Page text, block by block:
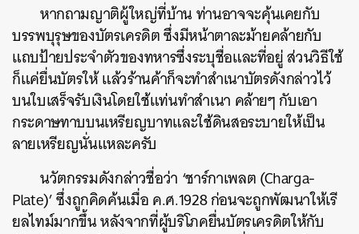
หากถามญาติผู้ใหญ่ที่บ้าน ท่านอาจจะคุ้นเคยกับ
บรรพบุรุษของบัตรเครดิต ซึ่งมีหน้าตาละม้ายคล้ายกับ
แถบป้ายประจำตัวของทหารซึ่งระบุชื่อและที่อยู่ ส่วนวิธีใช้
ก็แค่ยื่นบัตรให้ แล้วร้านค้าก็จะทำสำเนาบัตรดังกล่าวไว้
บนใบเสร็จรับเงินโดยใช้แท่นทำสำเนา คล้ายๆ กับเอา
กระดาษทาบบนเหรียญบาทและใช้ดินสอระบายให้เป็น
ลายเหรียญนั่นแหละครับ
นวัตกรรมดังกล่าวชื่อว่า ‘ชาร์กาเพลต (Charga-
Plate)’ ซึ่งถูกคิดค้นเมื่อ ค.ศ.1928 ก่อนจะถูกพัฒนาให้เรี
ยลไทม์มากขึ้น หลังจากที่ผู้บริโภคยื่นบัตรเครดิตให้กับ